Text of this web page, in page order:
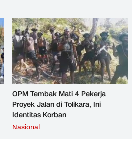
OPM Tembak Mati 4 Pekerja
Proyek Jalan di Tolikara, Ini
Identitas Korban
Nasional